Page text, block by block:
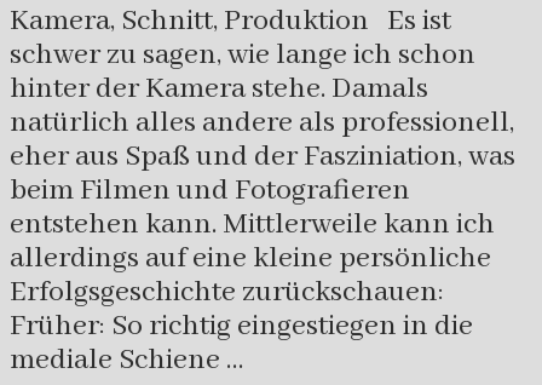
Kamera, Schnitt, Produktion Es ist
schwer zu sagen, wie lange ich schon
hinter der Kamera stehe. Damals
natürlich alles andere als professionell,
eher aus Spaß und der Fasziniation, was
beim Filmen und Fotografieren
entstehen kann. Mittlerweile kann ich
allerdings auf eine kleine persönliche
Erfolgsgeschichte zurückschauen:
Früher: So richtig eingestiegen in die
mediale Schiene …